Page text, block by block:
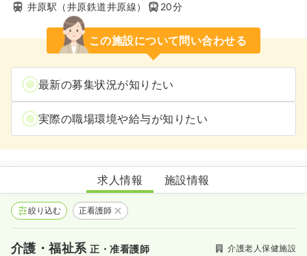
井原駅（井原鉄道井原線）
20分
この施設について問い合わせる
最新の募集状況が知りたい
実際の職場環境や給与が知りたい
きのこ老人保健施設
求人情報 施設情報
絞り込む 正看護師
介護・福祉系正・准看護師 介護老人保健施設